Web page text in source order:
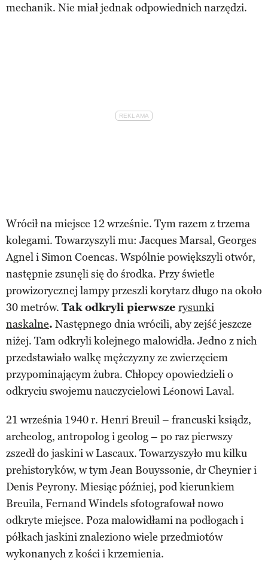
mechanik. Nie miał jednak odpowiednich narzędzi.
Wrócił na miejsce 12 wrześnie. Tym razem z trzema
kolegami. Towarzyszyli mu: Jacques Marsal, Georges
Agnel i Simon Coencas. Wspólnie powiększyli otwór,
następnie zsunęli się do środka. Przy świetle
prowizorycznej lampy przeszli korytarz długo na około
30 metrów. Tak odkryli pierwsze rysunki
naskalne. Następnego dnia wrócili, aby zejść jeszcze
niżej. Tam odkryli kolejnego malowidła. Jedno z nich
przedstawiało walkę mężczyzny ze zwierzęciem
przypominającym żubra. Chłopcy opowiedzieli o
odkryciu swojemu nauczycielowi Léonowi Laval.
21 września 1940 r. Henri Breuil – francuski ksiądz,
archeolog, antropolog i geolog – po raz pierwszy
zszedł do jaskini w Lascaux. Towarzyszyło mu kilku
prehistoryków, w tym Jean Bouyssonie, dr Cheynier i
Denis Peyrony. Miesiąc później, pod kierunkiem
Breuila, Fernand Windels sfotografował nowo
odkryte miejsce. Poza malowidłami na podłogach i
półkach jaskini znaleziono wiele przedmiotów
wykonanych z kości i krzemienia.